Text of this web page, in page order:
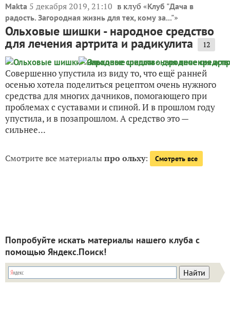
Makta 5 декабря 2019, 21:10 в клуб «Клуб "Дача в
радость. Загородная жизнь для тех, кому за..."»
Ольховые шишки - народное средство
для лечения артрита и радикулита 12
Совершенно упустила из виду то, что ещё ранней
осенью хотела поделиться рецептом очень нужного
средства для многих дачников, помогающего при
проблемах с суставами и спиной. И в прошлом году
упустила, и в позапрошлом. А средство это —
сильнее...
Смотрите все материалыпро ольху: Смотреть все
Попробуйте искать материалы нашего клуба с
помощью Яндекс.Поиск!